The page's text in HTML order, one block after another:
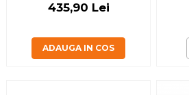
435,90 Lei
ADAUGA IN COS